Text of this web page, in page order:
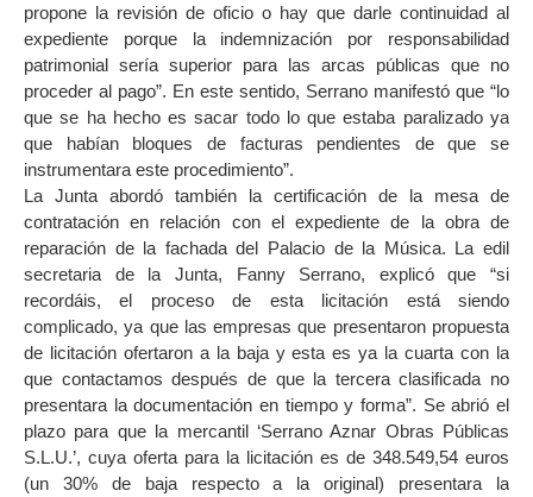
propone la revisión de oficio o hay que darle continuidad al
expediente porque la indemnización por responsabilidad
patrimonial sería superior para las arcas públicas que no
proceder al pago”. En este sentido, Serrano manifestó que “lo
que se ha hecho es sacar todo lo que estaba paralizado ya
que habían bloques de facturas pendientes de que se
instrumentara este procedimiento”.
La Junta abordó también la certificación de la mesa de
contratación en relación con el expediente de la obra de
reparación de la fachada del Palacio de la Música. La edil
secretaria de la Junta, Fanny Serrano, explicó que “si
recordáis, el proceso de esta licitación está siendo
complicado, ya que las empresas que presentaron propuesta
de licitación ofertaron a la baja y esta es ya la cuarta con la
que contactamos después de que la tercera clasificada no
presentara la documentación en tiempo y forma”. Se abrió el
plazo para que la mercantil ‘Serrano Aznar Obras Públicas
S.L.U.’, cuya oferta para la licitación es de 348.549,54 euros
(un 30% de baja respecto a la original) presentara la